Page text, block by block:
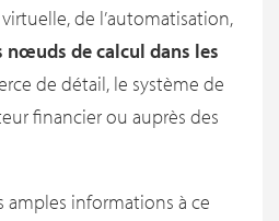
de l’automatisation,
nœuds de calcul dans les
de détail, le système de
financier ou auprès des
amples informations à ce